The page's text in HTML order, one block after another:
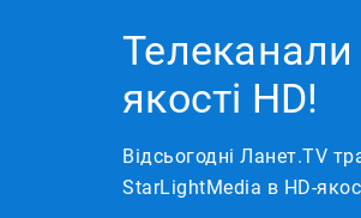
якості HD!
Відсьогодні Ланет.TV
StarLightMediа в HD-